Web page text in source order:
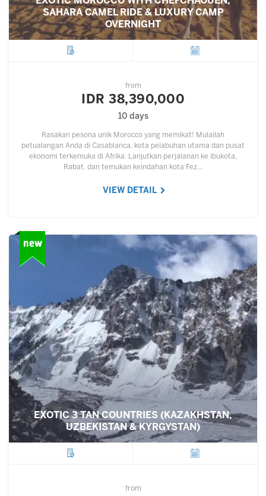
SAHARA CAMEL RIDE & LUXURY CAMP
OVERNIGHT
from
IDR 38,390,000
10 days
Rasakan pesona unik Morocco yang memikat! Mulailah
petualangan Anda di Casablanca, kota pelabuhan utama dan pusat
ekonomi terkemuka di Afrika. Lanjutkan perjalanan ke ibukota,
Rabat, dan temukan keindahan kota Fez…
VIEW DETAIL
EXOTIC 3 TAN COUNTRIES (KAZAKHSTAN,
UZBEKISTAN & KYRGYSTAN)
from